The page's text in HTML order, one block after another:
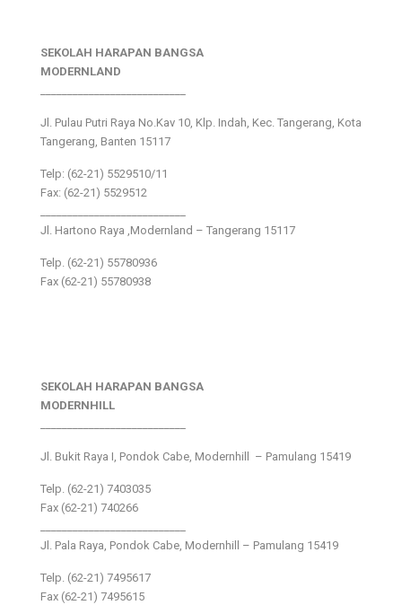
SEKOLAH HARAPAN BANGSA
MODERNLAND
Jl. Pulau Putri Raya No.Kav 10, Klp. Indah, Kec. Tangerang, Kota
Tangerang, Banten 15117
Telp: (62-21) 5529510/11
Fax: (62-21) 5529512
Jl. Hartono Raya ,Modernland – Tangerang 15117
Telp. (62-21) 55780936
Fax (62-21) 55780938
SEKOLAH HARAPAN BANGSA
MODERNHILL
Jl. Bukit Raya I, Pondok Cabe, Modernhill – Pamulang 15419
Telp. (62-21) 7403035
Fax (62-21) 740266
Jl. Pala Raya, Pondok Cabe, Modernhill – Pamulang 15419
Telp. (62-21) 7495617
Fax (62-21) 7495615